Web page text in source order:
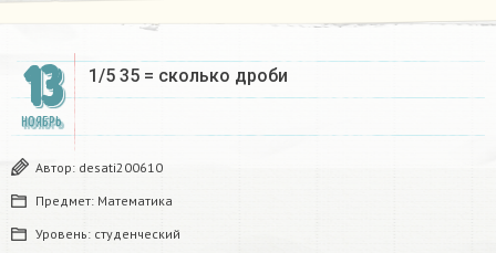
13
НОЯБРЬ
1/5 35 = сколько дроби
Автор: desati200610
Предмет: Математика
Уровень: студенческий